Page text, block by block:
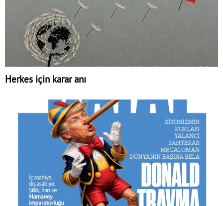
Herkes için karar anı